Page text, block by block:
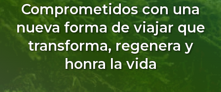
Comprometidos con una
nueva forma de viajar que
transforma, regenera y
honra la vida